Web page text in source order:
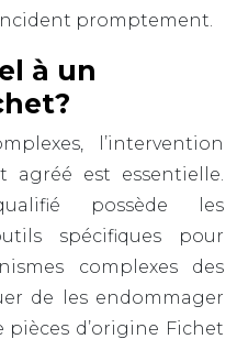
promptement.
à un
l’intervention
agréé est essentielle.
possède les
spécifiques pour
complexes des
de les endommager
pièces d’origine Fichet